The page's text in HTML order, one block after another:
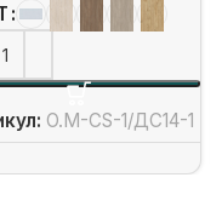
O.M-CS-1/ДС14-1